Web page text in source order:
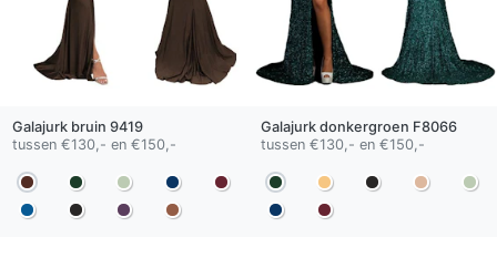
Galajurk bruin 9419
tussen €130,- en €150,-
Galajurk donkergroen F8066
tussen €130,- en €150,-